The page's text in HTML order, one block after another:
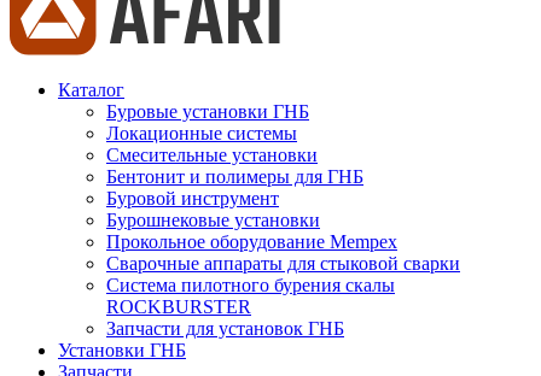
Каталог
Буровые установки ГНБ
Локационные системы
Смесительные установки
Бентонит и полимеры для ГНБ
Буровой инструмент
Бурошнековые установки
Прокольное оборудование Mempex
Сварочные аппараты для стыковой сварки
Система пилотного бурения скалы
ROCKBURSTER
Запчасти для установок ГНБ
Установки ГНБ
Запчасти